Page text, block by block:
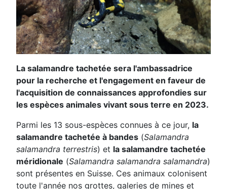
La salamandre tachetée sera l'ambassadrice
pour la recherche et l'engagement en faveur de
l'acquisition de connaissances approfondies sur
les espèces animales vivant sous terre en 2023.
Parmi les 13 sous-espèces connues à ce jour, la
salamandre tachetée à bandes (Salamandra
salamandra terrestris) et la salamandre tachetée
méridionale (Salamandra salamandra salamandra)
sont présentes en Suisse. Ces animaux colonisent
toute l'année nos grottes, galeries de mines et